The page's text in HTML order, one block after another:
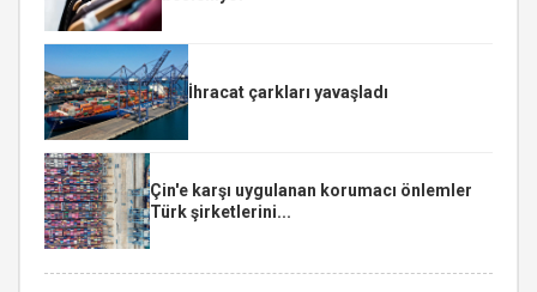
İhracat çarkları yavaşladı
Çin'e karşı uygulanan korumacı önlemler
Türk şirketlerini...